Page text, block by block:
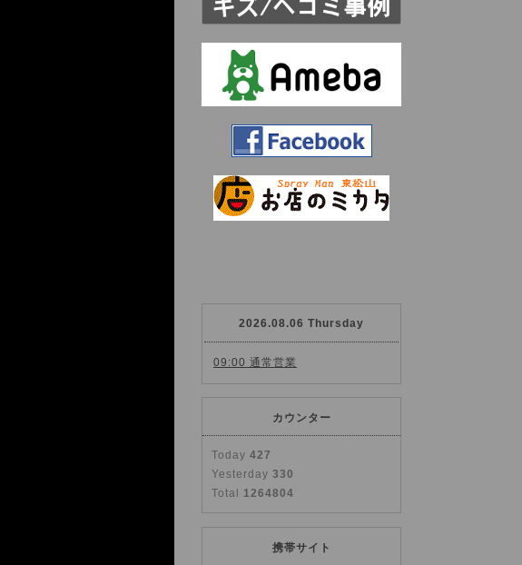
2026.08.06 Thursday
09:00 通常営業
カウンター
Today 427
Yesterday 330
Total 1264804
携帯サイト